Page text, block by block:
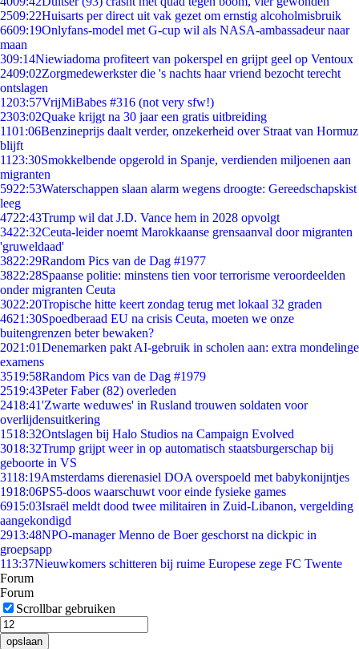
2509:22Huisarts per direct uit vak gezet om ernstig alcoholmisbruik
6609:19Onlyfans-model met G-cup wil als NASA-ambassadeur naar
maan
309:14Niewiadoma profiteert van pokerspel en grijpt geel op Ventoux
2409:02Zorgmedewerkster die 's nachts haar vriend bezocht terecht
ontslagen
1203:57VrijMiBabes #316 (not very sfw!)
2303:02Quake krijgt na 30 jaar een gratis uitbreiding
1101:06Benzineprijs daalt verder, onzekerheid over Straat van Hormuz
blijft
11 23:30Smokkelbende opgerold in Spanje, verdienden miljoenen aan
migranten
5922:53Waterschappen slaan alarm wegens droogte: Gereedschapskist
leeg
4722:43Trump wil dat J.D. Vance hem in 2028 opvolgt
3422:32Ceuta-leider noemt Marokkaanse grensaanval door migranten
'gruweldaad'
3822:29Random Pics van de Dag #1977
3822:28Spaanse politie: minstens tien voor terrorisme veroordeelden
onder migranten Ceuta
3022:20Tropische hitte keert zondag terug met lokaal 32 graden
4621:30Spoedberaad EU na crisis Ceuta, moeten we onze
buitengrenzen beter bewaken?
2021:01Denemarken pakt AI-gebruik in scholen aan: extra mondelinge
examens
3519:58Random Pics van de Dag #1979
2519:43Peter Faber (82) overleden
2418:41'Zwarte weduwes' in Rusland trouwen soldaten voor
overlijdensuitkering
1518:32Ontslagen bij Halo Studios na Campaign Evolved
3018:32Trump grijpt weer in op automatisch staatsburgerschap bij
geboorte in VS
3118:19Amsterdams dierenasiel DOA overspoeld met babykonijntjes
1918:06PS5-doos waarschuwt voor einde fysieke games
6915:03Israël meldt dood twee militairen in Zuid-Libanon, vergelding
aangekondigd
2913:48NPO-manager Menno de Boer geschorst na dickpic in
groepsapp
113:37Nieuwkomers schitteren bij ruime Europese zege FC Twente
Forum
Forum
Scrollbar gebruiken
opslaan